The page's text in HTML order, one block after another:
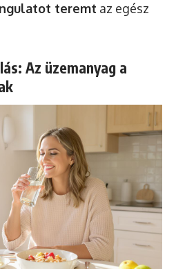
teremt az egész
Az üzemanyag a